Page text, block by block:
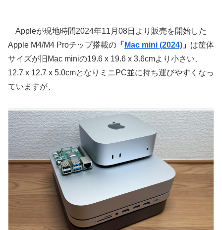
Appleが現地時間2024年11月08日より販売を開始した
Apple M4/M4 Proチップ搭載の 「 Mac mini (2024) 」 は筐体
サイズが旧Mac miniの19.6 x 19.6 x 3.6cmより小さい、
12.7 x 12.7 x 5.0cmとなりミニPC並に持ち運びやすくなっ
ていますが、